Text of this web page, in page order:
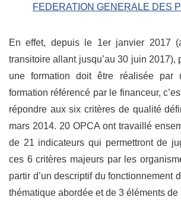
FEDERATION GENERALE DES
En effet, depuis le 1er janvier 2017
transitoire allant jusqu’au 30 juin 2017),
une formation doit être réalisée par
formation référencé par le financeur,
répondre aux six critères de qualité
mars 2014. 20 OPCA ont travaillé
de 21 indicateurs qui permettront de
ces 6 critères majeurs par les
partir d’un descriptif du fonctionnement
thématique abordée et de 3 éléments